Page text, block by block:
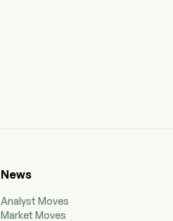
News
Analyst Moves
Market Moves